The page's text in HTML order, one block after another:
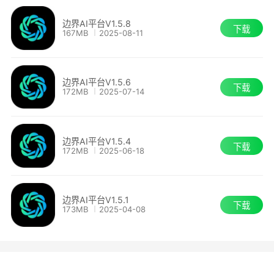
边界AI平台V1.5.8
167MB 2025-08-11 下载
边界AI平台V1.5.6
172MB 2025-07-14 下载
边界AI平台V1.5.4
172MB 2025-06-18 下载
边界AI平台V1.5.1
173MB 2025-04-08 下载